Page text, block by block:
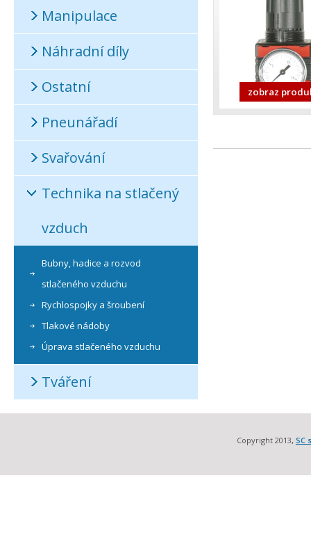
Manipulace
Náhradní díly
Ostatní
Pneunářadí
Svařování
Technika na stlačený
vzduch
Bubny, hadice a rozvod
stlačeného vzduchu
Rychlospojky a šroubení
Tlakové nádoby
Úprava stlačeného vzduchu
Tváření
zobraz
Copyright 2013, SC